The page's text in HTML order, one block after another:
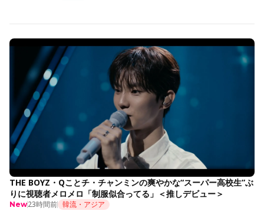
THE BOYZ・Qことチ・チャンミンの爽やかな“スーパー高校生”ぶ
りに視聴者メロメロ「制服似合ってる」＜推しデビュー＞
New23時間前 韓流・アジア